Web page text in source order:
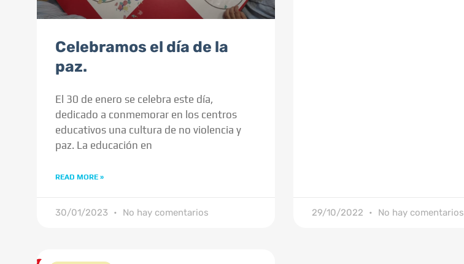
Celebramos el día de la
paz.
El 30 de enero se celebra este día,
dedicado a conmemorar en los centros
educativos una cultura de no violencia y
paz. La educación en
READ MORE »
30/01/2023 No hay comentarios 29/10/2022 No hay comentarios